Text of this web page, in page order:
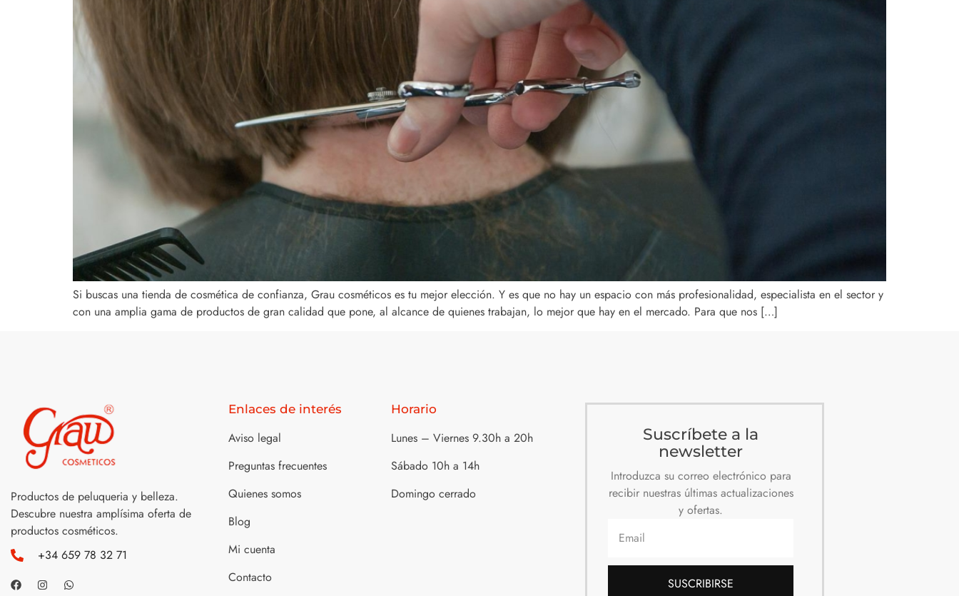
Si buscas una tienda de cosmética de confianza, Grau cosméticos es tu mejor elección. Y es que no hay un espacio con más profesionalidad, especialista en el sector y
con una amplia gama de productos de gran calidad que pone, al alcance de quienes trabajan, lo mejor que hay en el mercado. Para que nos […]
Productos de peluqueria y belleza.
Descubre nuestra amplísima oferta de
productos cosméticos.
+34 659 78 32 71
Enlaces de interés
Aviso legal
Preguntas frecuentes
Quienes somos
Blog
Mi cuenta
Contacto
Horario
Lunes – Viernes 9.30h a 20h
Sábado 10h a 14h
Domingo cerrado
Suscríbete a la
newsletter
Introduzca su correo electrónico para
recibir nuestras últimas actualizaciones
y ofertas.
SUSCRIBIRSE